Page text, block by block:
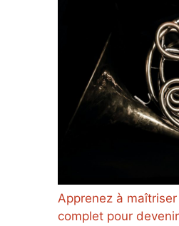
Apprenez à
complet pour